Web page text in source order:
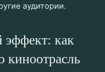
аудитории.
как
киноотрасль